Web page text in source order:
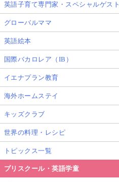
英語子育て専門家・スペシャルゲスト
グローバルママ
英語絵本
国際バカロレア（IB）
イエナプラン教育
海外ホームステイ
キッズクラブ
世界の料理・レシピ
トピックス一覧
プリスクール・英語学童